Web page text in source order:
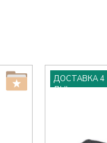
ДОСТАВКА 4
ДНІ